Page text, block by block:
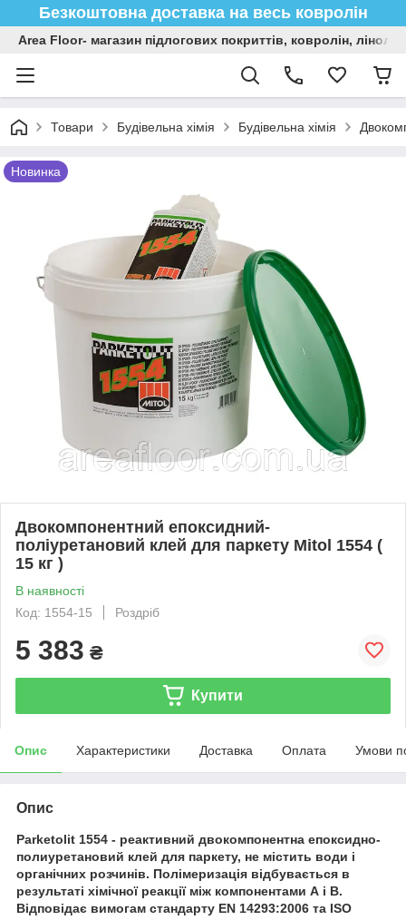
Безкоштовна доставка на весь ковролін
Area Floor- магазин підлогових покриттів, ковролін,
Товари Будівельна хімія Будівельна хімія
Новинка
Двокомпонентний епоксидний-
поліуретановий клей для паркету Mitol 1554 (
15 кг )
В наявності
Код: 1554-15
Роздріб
5 383 ₴
Купити
Опис Характеристики Доставка Оплата Умови
Опис
Parketolit 1554 - реактивний двокомпонентна епоксидно-
полиуретановий клей для паркету, не містить води і
органічних розчинів. Полімеризація відбувається в
результаті хімічної реакції між компонентами А і В.
Відповідає вимогам стандарту EN 14293:2006 та ISO